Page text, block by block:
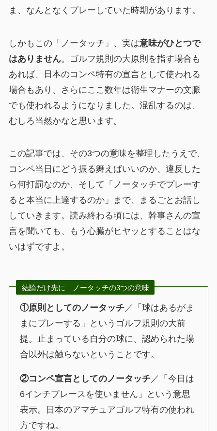
ま、なんとなくプレーしていた時期があります。
しかもこの「ノータッチ」、実は意味がひとつで
はありません。ゴルフ規則の大原則を指す場合も
あれば、日本のコンペ特有の宣言として使われる
場合もあり、さらにここ数年は衛生マナーの文脈
でも使われるようになりました。混乱するのは、
むしろ当然かなと思います。
この記事では、その3つの意味を整理したうえで、
コンペ当日にどう振る舞えばいいのか、違反した
ら何打罰なのか、そして「ノータッチでプレーす
ると本当に上達するのか」まで、まるごとお話し
していきます。読み終わる頃には、幹事さんの宣
言を聞いても、もう心臓がヒヤッとすることはな
いはずですよ。
結論だけ先に｜ノータッチの3つの意味
①原則としてのノータッチ／「球はあるがま
まにプレーする」というゴルフ規則の大前
提。止まっている自分の球に、認められた場
合以外は触らないということです。
②コンペ宣言としてのノータッチ／「今日は
6インチプレースを使いません」という意思
表示。日本のアマチュアゴルフ特有の使われ
方ですね。